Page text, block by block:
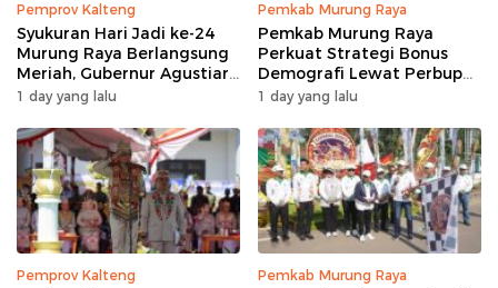
Pemprov Kalteng
Syukuran Hari Jadi ke-24
Murung Raya Berlangsung
Meriah, Gubernur Agustiar
Sabran Hibur Masyarakat
1 day yang lalu
Pemkab Murung Raya
Pemkab Murung Raya
Perkuat Strategi Bonus
Demografi Lewat Perbup
Nomor 14 Tahun 2026
1 day yang lalu
Pemprov Kalteng Pemkab Murung Raya